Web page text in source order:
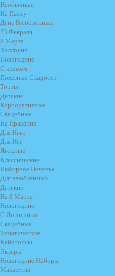
Необычные
На Пасху
День Влюбленных
23 Февраля
8 Марта
Хэллоуин
Новогодние
С кремом
Полезные Сладости
Торты
Детские
Корпоративные
Свадебные
На Праздник
Для Него
Для Неё
Ягодные
Классические
Имбирное Печенье
Для влюбленных
Детские
На 8 Марта
Новогодние
С Логотипом
Свадебные
Тематические
Кейкпопсы
Эклеры
Новогодние Наборы
Макаруны